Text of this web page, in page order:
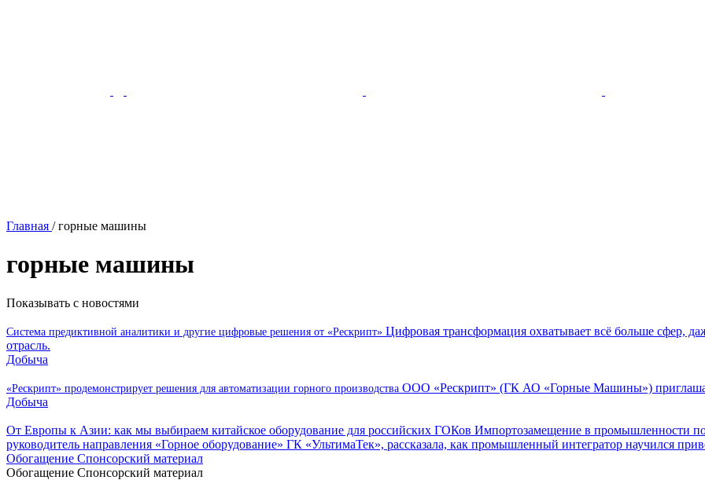
Главная / горные машины
горные машины
Показывать с новостями
Система предиктивной аналитики и другие цифровые решения от «Рескрипт» Цифровая трансформация охватывает всё больше сфер,
отрасль.
Добыча
«Рескрипт» продемонстрирует решения для автоматизации горного производства ООО «Рескрипт» (ГК АО «Горные Машины»)
Добыча
От Европы к Азии: как мы выбираем китайское оборудование для российских ГОКов Импортозамещение в промышленности
руководитель направления «Горное оборудование» ГК «УльтимаТек», рассказала, как промышленный интегратор научился
Обогащение Спонсорский материал
Обогащение Спонсорский материал